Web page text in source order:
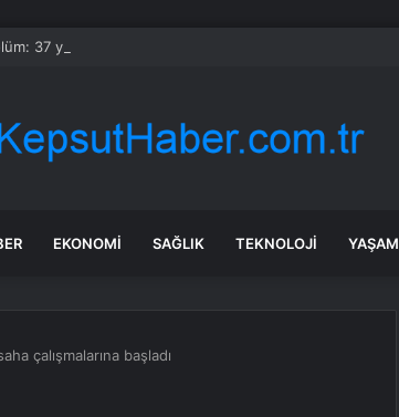
37 yaşındaki kadın savcının evinde ölü bulundu!
EKONOMI SAĞLIK TEKNOLOJI YAŞAM
çalışmalarına başladı